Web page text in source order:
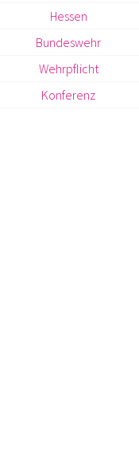
Hessen
Bundeswehr
Wehrpflicht
Konferenz